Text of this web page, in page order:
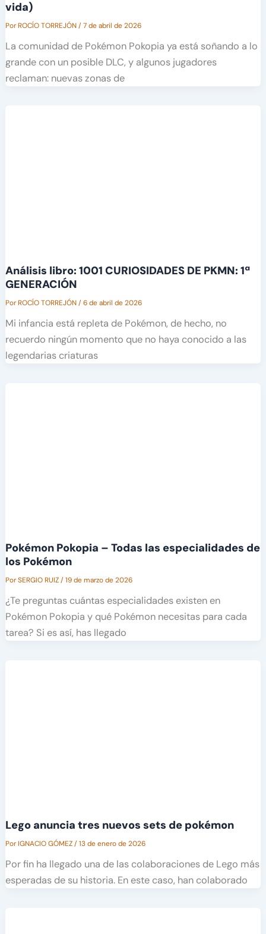
vida)
PorROCÍO TORREJÓN/7 de abril de 2026
La comunidad de Pokémon Pokopia ya está soñando a lo
grande con un posible DLC, y algunos jugadores
reclaman: nuevas zonas de
Análisis libro: 1001 CURIOSIDADES DE PKMN: 1ª
GENERACIÓN
PorROCÍO TORREJÓN/6 de abril de 2026
Mi infancia está repleta de Pokémon, de hecho, no
recuerdo ningún momento que no haya conocido a las
legendarias criaturas
Pokémon Pokopia – Todas las especialidades de
los Pokémon
PorSERGIO RUIZ/19 de marzo de 2026
¿Te preguntas cuántas especialidades existen en
Pokémon Pokopia y qué Pokémon necesitas para cada
tarea? Si es así, has llegado
Lego anuncia tres nuevos sets de pokémon
PorIGNACIO GÓMEZ/13 de enero de 2026
Por fin ha llegado una de las colaboraciones de Lego más
esperadas de su historia. En este caso, han colaborado